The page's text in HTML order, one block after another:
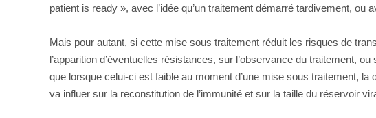
patient is ready », avec l’idée qu’un traitement démarré tardivement,
Mais pour autant, si cette mise sous traitement réduit les risques de
l’apparition d’éventuelles résistances, sur l’observance du traitement,
que lorsque celui-ci est faible au moment d’une mise sous traitement,
va influer sur la reconstitution de l’immunité et sur la taille du réservoir